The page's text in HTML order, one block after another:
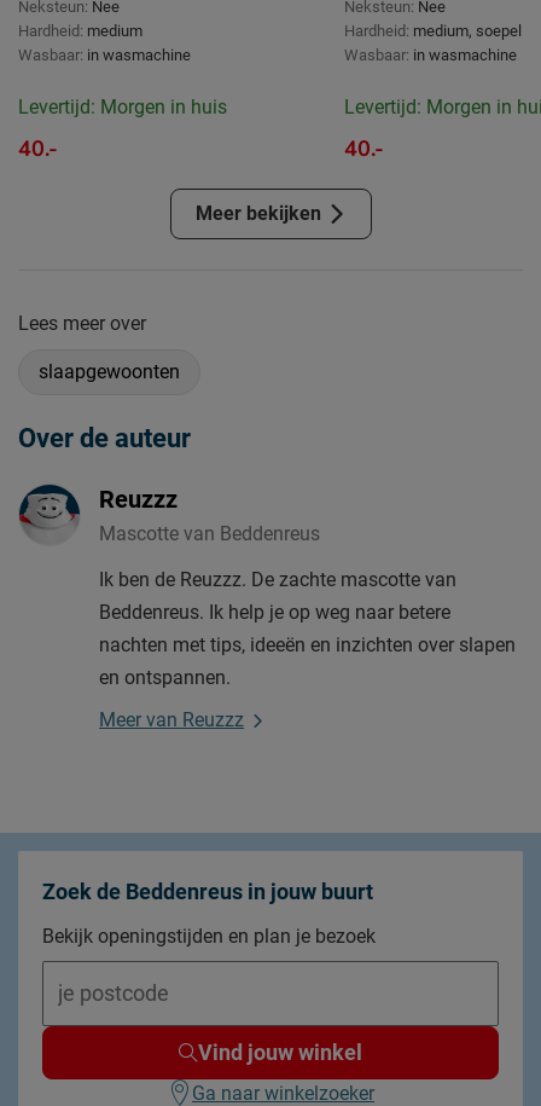
Neksteun: Nee
Hardheid: medium
Wasbaar: in wasmachine
Levertijd: Morgen in huis
40.-
Neksteun: Nee
Hardheid: medium, soepel
Wasbaar: in wasmachine
Levertijd: Morgen in
40.-
Meer bekijken
Lees meer over
slaapgewoonten
Over de auteur
Reuzzz
Mascotte van Beddenreus
Ik ben de Reuzzz. De zachte mascotte van
Beddenreus. Ik help je op weg naar betere
nachten met tips, ideeën en inzichten over slapen
en ontspannen.
Meer van Reuzzz
Zoek de Beddenreus in jouw buurt
Bekijk openingstijden en plan je bezoek
Vind jouw winkel
Ga naar winkelzoeker